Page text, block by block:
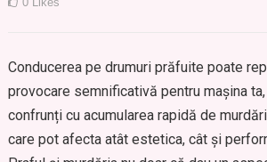
Conducerea pe drumuri prăfuite poate
provocare semnificativă pentru mașina
confrunți cu acumularea rapidă de
care pot afecta atât estetica, cât și